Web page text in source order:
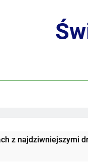
drinkami